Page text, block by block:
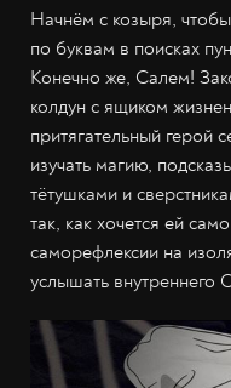
Начнём с козыря,
по буквам в поисках
Конечно же, Салем!
колдун с ящиком
притягательный герой
изучать магию,
тётушками и
так, как хочется ей
саморефлексии на
услышать